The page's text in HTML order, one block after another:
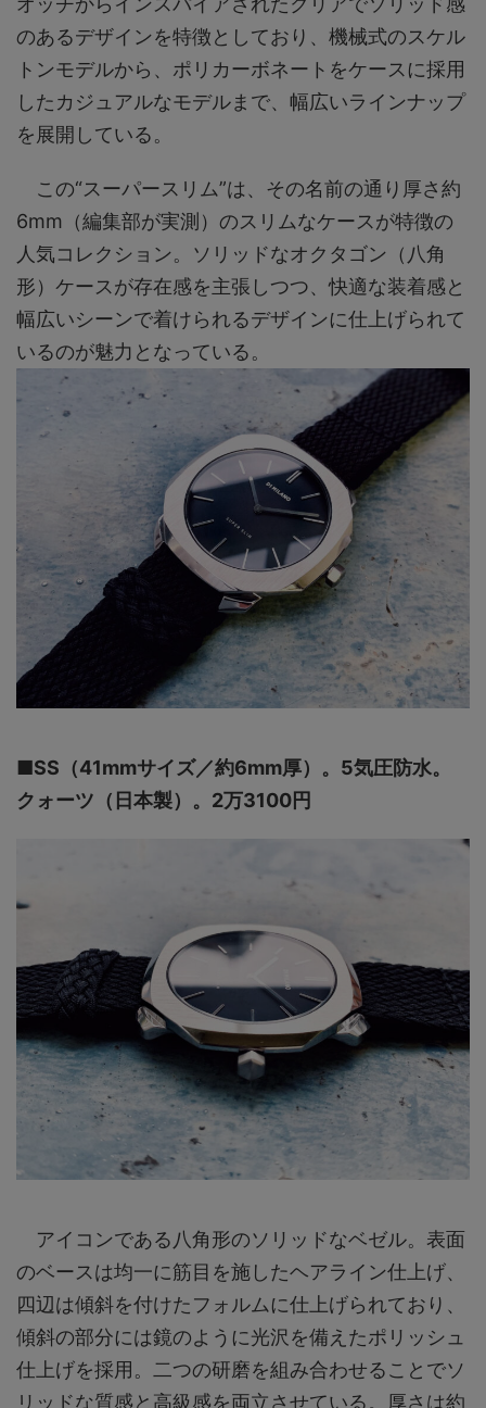
のあるデザインを特徴としており、機械式のスケル
トンモデルから、ポリカーボネートをケースに採用
したカジュアルなモデルまで、幅広いラインナップ
を展開している。
この“スーパースリム”は、その名前の通り厚さ約
6mm（編集部が実測）のスリムなケースが特徴の
人気コレクション。ソリッドなオクタゴン（八角
形）ケースが存在感を主張しつつ、快適な装着感と
幅広いシーンで着けられるデザインに仕上げられて
いるのが魅力となっている。
■SS（41mmサイズ／約6mm厚）。5気圧防水。
クォーツ（日本製）。2万3100円
アイコンである八角形のソリッドなベゼル。表面
のベースは均一に筋目を施したヘアライン仕上げ、
四辺は傾斜を付けたフォルムに仕上げられており、
傾斜の部分には鏡のように光沢を備えたポリッシュ
仕上げを採用。二つの研磨を組み合わせることでソ
リッドな質感と高級感を両立させている。厚さは約